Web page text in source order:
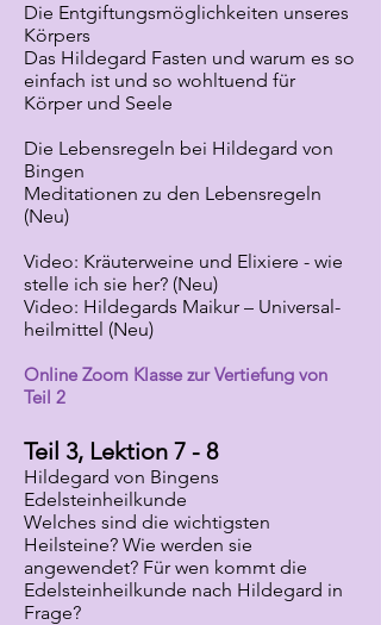
Die Entgiftungsmöglichkeiten unseres
Körpers
Das Hildegard Fasten und warum es so
einfach ist und so wohltuend für
Körper und Seele
Die Lebensregeln bei Hildegard von
Bingen
Meditationen zu den Lebensregeln
(Neu)
Video: Kräuterweine und Elixiere - wie
stelle ich sie her? (Neu)
Video: Hildegards Maikur – Universal-
heilmittel (Neu)
Online Zoom Klasse zur Vertiefung von
Teil 2
Teil 3, Lektion 7 - 8
Hildegard von Bingens
Edelsteinheilkunde
Welches sind die wichtigsten
Heilsteine? Wie werden sie
angewendet? Für wen kommt die
Edelsteinheilkunde nach Hildegard in
Frage?